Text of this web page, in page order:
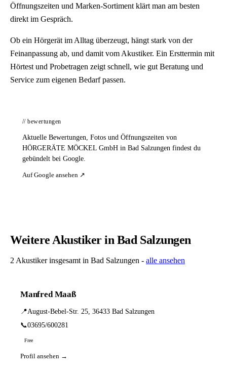
Öffnungszeiten und Marken-Sortiment klärt man am besten
direkt im Gespräch.
Ob ein Hörgerät im Alltag überzeugt, hängt stark von der
Feinanpassung ab, und damit vom Akustiker. Ein Ersttermin mit
Hörtest und Probetragen zeigt schnell, wie gut Beratung und
Service zum eigenen Bedarf passen.
// bewertungen
Aktuelle Bewertungen, Fotos und Öffnungszeiten von
HÖRGERÄTE MÖCKEL GmbH in Bad Salzungen findest du
gebündelt bei Google.
Auf Google ansehen ↗
Weitere Akustiker in Bad Salzungen
2 Akustiker insgesamt in Bad Salzungen - alle ansehen
Manfred Maaß
📍August-Bebel-Str. 25, 36433 Bad Salzungen
📞03695/600281
Free
Profil ansehen →